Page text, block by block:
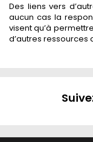
Des liens vers
aucun cas la
visent qu’à
d’autres ressources